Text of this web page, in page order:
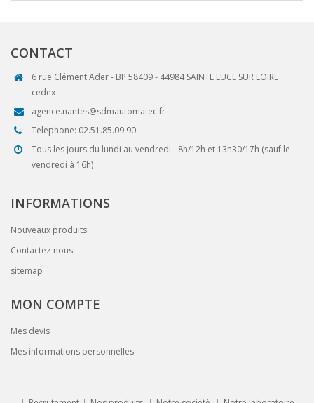
CONTACT
6 rue Clément Ader - BP 58409 - 44984 SAINTE LUCE SUR LOIRE
cedex
agence.nantes@sdmautomatec.fr
Telephone: 02.51.85.09.90
Tous les jours du lundi au vendredi - 8h/12h et 13h30/17h (sauf le
vendredi à 16h)
INFORMATIONS
Nouveaux produits
Contactez-nous
sitemap
MON COMPTE
Mes devis
Mes informations personnelles